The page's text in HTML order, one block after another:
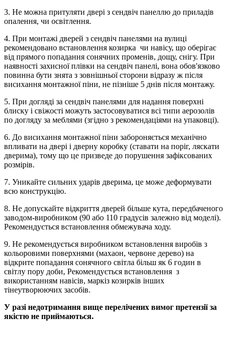
3. Не можна притуляти двері з сендвіч панеллю до приладів
опалення, чи освітлення.
4. При монтажі дверей з сендвіч панелями на вулиці
рекомендовано встановлення козирка чи навісу, що оберігає
від прямого попадання сонячних променів, дощу, снігу. При
наявності захисної плівки на сендвіч панелі, вона обов'язково
повинна бути знята з зовнішньої сторони відразу ж після
висихання монтажної піни, не пізніше 5 днів після монтажу.
5. При догляді за сендвіч панелями для надання поверхні
блиску і свіжості можуть застосовуватися всі типи аерозолів
по догляду за меблями (згідно з рекомендаціями на упаковці).
6. До висихання монтажної піни забороняється механічно
впливати на двері і дверну коробку (ставати на поріг, ляскати
дверима), тому що це призведе до порушення зафіксованих
розмірів.
7. Уникайте сильних ударів дверима, це може деформувати
всю конструкцію.
8. Не допускайте відкриття дверей більше кута, передбаченого
заводом-виробником (90 або 110 градусів залежно від моделі).
Рекомендується встановлення обмежувача ходу.
9. Не рекомендується виробником встановлення виробів з
кольоровими поверхнями (махаон, червоне дерево) на
відкрите попадання сонячного світла більш як 6 годин в
світлу пору доби, Рекомендується встановлення з
використанням навісів, маркіз козирків інших
тінеутворюючих засобів.
У разі недотримання вище перелічених вимог претензії за
якістю не приймаються.